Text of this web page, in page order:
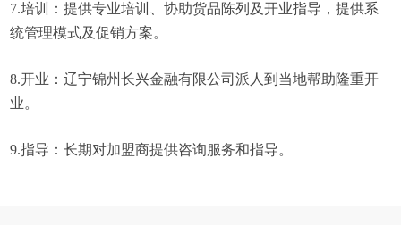
7.培训：提供专业培训、协助货品陈列及开业指导，提供系
统管理模式及促销方案。
8.开业：辽宁锦州长兴金融有限公司派人到当地帮助隆重开
业。
9.指导：长期对加盟商提供咨询服务和指导。